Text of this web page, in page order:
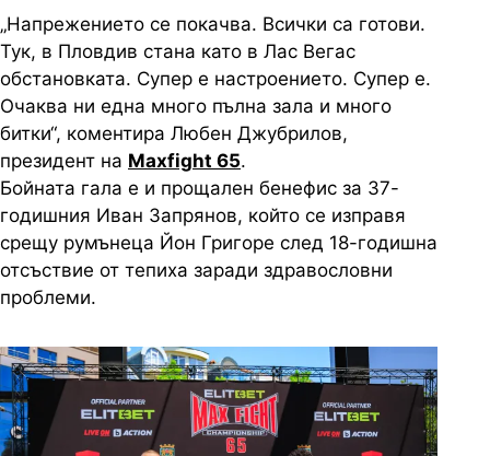
„Напрежението се покачва. Всички са готови.
Тук, в Пловдив стана като в Лас Вегас
обстановката. Супер е настроението. Супер е.
Очаква ни една много пълна зала и много
битки“, коментира Любен Джубрилов,
президент на Maxfight 65.
Бойната гала е и прощален бенефис за 37-
годишния Иван Запрянов, който се изправя
срещу румънеца Йон Григоре след 18-годишна
отсъствие от тепиха заради здравословни
проблеми.